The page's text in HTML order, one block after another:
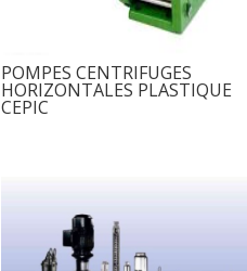
POMPES CENTRIFUGES
HORIZONTALES PLASTIQUE
CEPIC